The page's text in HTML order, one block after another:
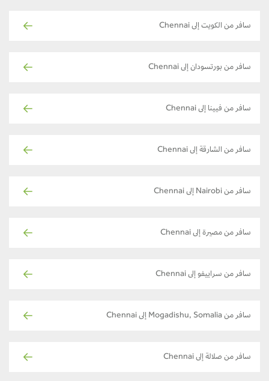
سافر من الكويت إلى Chennai
سافر من بورتسودان إلى Chennai
سافر من فيينا إلى Chennai
سافر من الشارقة إلى Chennai
سافر من Nairobi إلى Chennai
سافر من مصيرة إلى Chennai
سافر من سراييفو إلى Chennai
سافر من Mogadishu, Somalia إلى Chennai
سافر من صلالة إلى Chennai